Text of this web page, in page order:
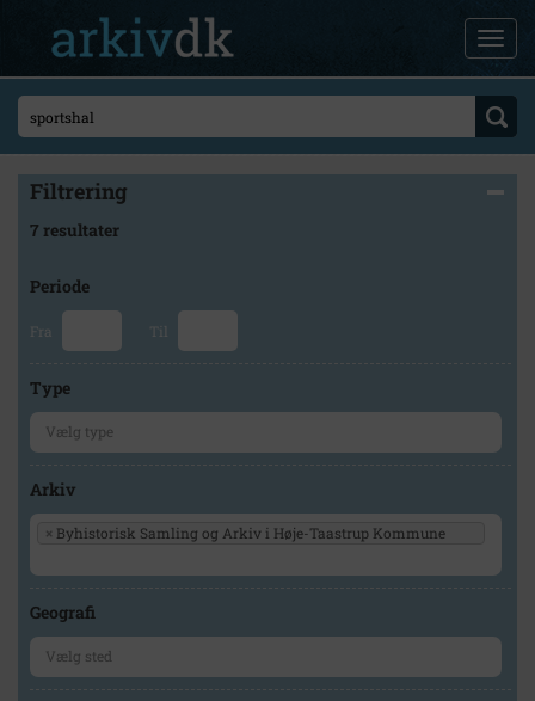
Filtrering
7 resultater
Periode
Fra Til
Type
Arkiv
× Byhistorisk Samling og Arkiv i Høje-Taastrup Kommune
Geografi